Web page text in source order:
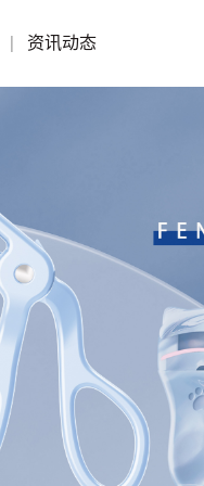
资讯动态